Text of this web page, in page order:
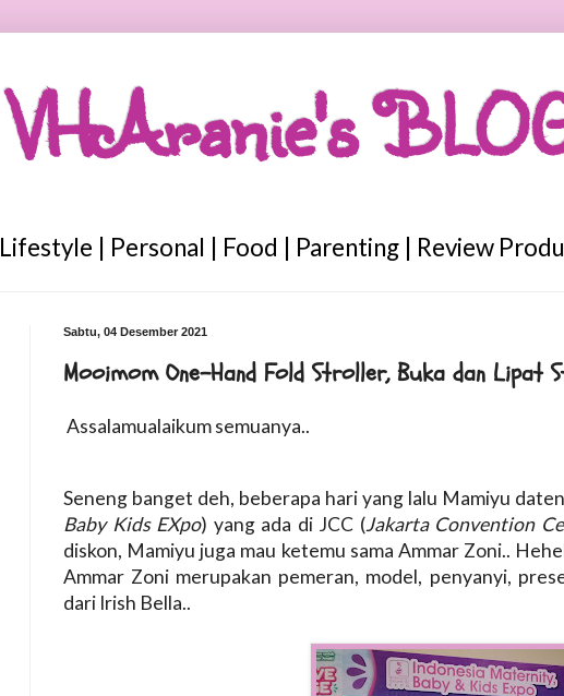
VHAranie's
Lifestyle | Personal | Food | Parenting | Review
Sabtu, 04 Desember 2021
Mooimom One-Hand Fold Stroller, Buka dan Lipat
Assalamualaikum semuanya..
Seneng banget deh, beberapa hari yang lalu Mamiyu
Baby Kids EXpo) yang ada di JCC (Jakarta Convention
diskon, Mamiyu juga mau ketemu sama Ammar Zoni..
Ammar Zoni merupakan pemeran, model, penyanyi,
dari Irish Bella..